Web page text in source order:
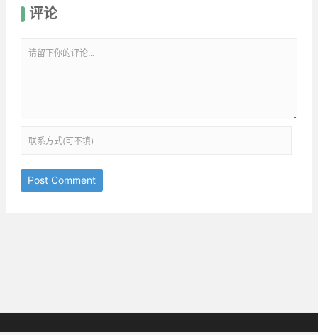
评论
Post Comment